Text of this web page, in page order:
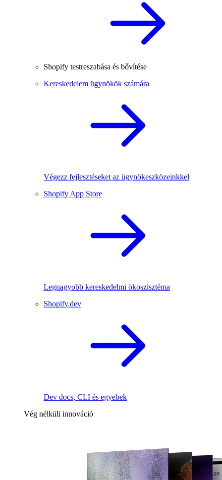
Shopify testreszabása és bővítése
Kereskedelem ügynökök számára
Végezz fejlesztéseket az ügynökeszközeinkkel
Shopify App Store
Legnagyobb kereskedelmi ökoszisztéma
Shopify.dev
Dev docs, CLI és egyebek
Vég nélküli innováció